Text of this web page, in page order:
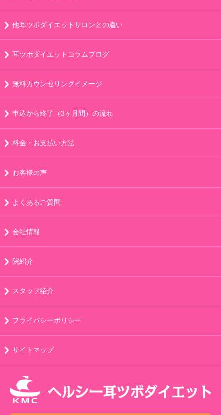
他耳ツボダイエットサロンとの違い
耳ツボダイエットコラムブログ
無料カウンセリングイメージ
申込から終了（3ヶ月間）の流れ
料金・お支払い方法
お客様の声
よくあるご質問
会社情報
院紹介
スタッフ紹介
プライバシーポリシー
サイトマップ